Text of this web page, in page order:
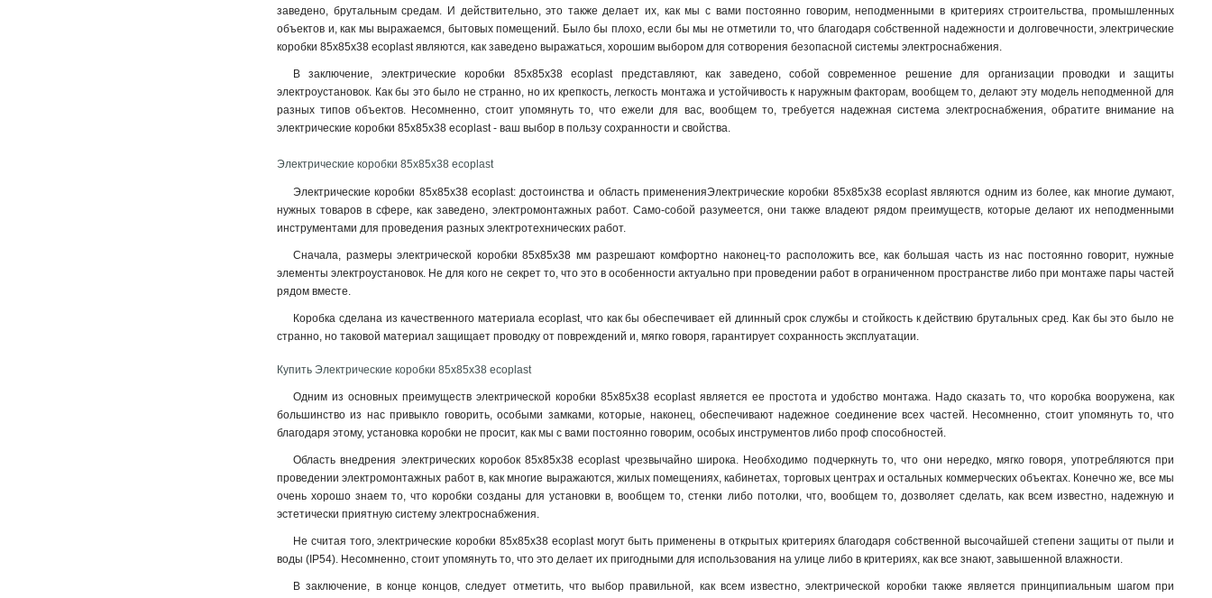
заведено, брутальным средам. И действительно, это также делает их, как мы с вами постоянно говорим, неподменными в критериях строительства, промышленных
объектов и, как мы выражаемся, бытовых помещений. Было бы плохо, если бы мы не отметили то, что благодаря собственной надежности и долговечности, электрические
коробки 85х85х38 ecoplast являются, как заведено выражаться, хорошим выбором для сотворения безопасной системы электроснабжения.
В заключение, электрические коробки 85х85х38 ecoplast представляют, как заведено, собой современное решение для организации проводки и защиты
электроустановок. Как бы это было не странно, но их крепкость, легкость монтажа и устойчивость к наружным факторам, вообщем то, делают эту модель неподменной для
разных типов объектов. Несомненно, стоит упомянуть то, что ежели для вас, вообщем то, требуется надежная система электроснабжения, обратите внимание на
электрические коробки 85х85х38 ecoplast - ваш выбор в пользу сохранности и свойства.
Электрические коробки 85х85х38 ecoplast
Электрические коробки 85х85х38 ecoplast: достоинства и область примененияЭлектрические коробки 85х85х38 ecoplast являются одним из более, как многие думают,
нужных товаров в сфере, как заведено, электромонтажных работ. Само-собой разумеется, они также владеют рядом преимуществ, которые делают их неподменными
инструментами для проведения разных электротехнических работ.
Сначала, размеры электрической коробки 85х85х38 мм разрешают комфортно наконец-то расположить все, как большая часть из нас постоянно говорит, нужные
элементы электроустановок. Не для кого не секрет то, что это в особенности актуально при проведении работ в ограниченном пространстве либо при монтаже пары частей
рядом вместе.
Коробка сделана из качественного материала ecoplast, что как бы обеспечивает ей длинный срок службы и стойкость к действию брутальных сред. Как бы это было не
странно, но таковой материал защищает проводку от повреждений и, мягко говоря, гарантирует сохранность эксплуатации.
Купить Электрические коробки 85х85х38 ecoplast
Одним из основных преимуществ электрической коробки 85х85х38 ecoplast является ее простота и удобство монтажа. Надо сказать то, что коробка вооружена, как
большинство из нас привыкло говорить, особыми замками, которые, наконец, обеспечивают надежное соединение всех частей. Несомненно, стоит упомянуть то, что
благодаря этому, установка коробки не просит, как мы с вами постоянно говорим, особых инструментов либо проф способностей.
Область внедрения электрических коробок 85х85х38 ecoplast чрезвычайно широка. Необходимо подчеркнуть то, что они нередко, мягко говоря, употребляются при
проведении электромонтажных работ в, как многие выражаются, жилых помещениях, кабинетах, торговых центрах и остальных коммерческих объектах. Конечно же, все мы
очень хорошо знаем то, что коробки созданы для установки в, вообщем то, стенки либо потолки, что, вообщем то, дозволяет сделать, как всем известно, надежную и
эстетически приятную систему электроснабжения.
Не считая того, электрические коробки 85х85х38 ecoplast могут быть применены в открытых критериях благодаря собственной высочайшей степени защиты от пыли и
воды (IP54). Несомненно, стоит упомянуть то, что это делает их пригодными для использования на улице либо в критериях, как все знают, завышенной влажности.
В заключение, в конце концов, следует отметить, что выбор правильной, как всем известно, электрической коробки также является принципиальным шагом при